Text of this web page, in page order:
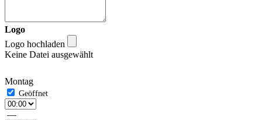
Logo
Logo hochladen
Keine Datei ausgewählt
Montag
—